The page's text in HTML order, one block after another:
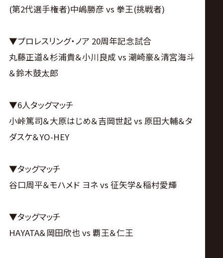
(第2代選手権者)中嶋勝彦 vs 拳王(挑戦者)
▼プロレスリング・ノア 20周年記念試合
丸藤正道＆杉浦貴＆小川良成 vs 潮崎豪＆清宮海斗
＆鈴木鼓太郎
▼6人タッグマッチ
小峠篤司＆大原はじめ＆吉岡世起 vs 原田大輔＆タ
ダスケ＆YO-HEY
▼タッグマッチ
谷口周平＆モハメド ヨネ vs 征矢学＆稲村愛輝
▼タッグマッチ
HAYATA＆岡田欣也 vs 覇王＆仁王